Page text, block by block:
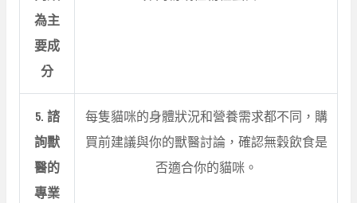
為主
要成
分
5. 諮
詢獸
醫的
專業
每隻貓咪的身體狀況和營養需求都不同，購
買前建議與你的獸醫討論，確認無穀飲食是
否適合你的貓咪。